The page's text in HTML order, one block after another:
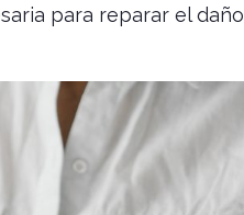
para reparar el daño